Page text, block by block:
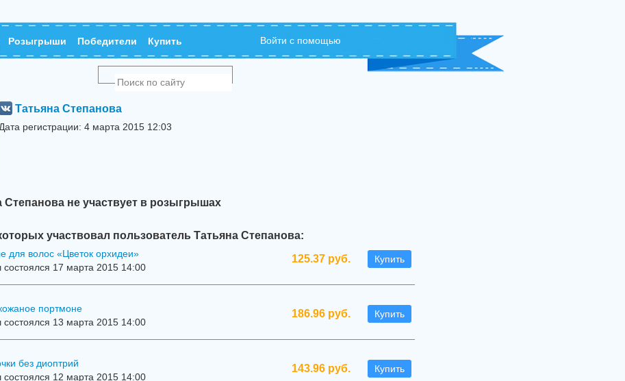
Розыгрыши Победители Купить Войти с помощью
Татьяна Степанова
Дата регистрации: 4 марта 2015 12:03
Степанова не участвует в розыгрышах
участвовал пользователь Татьяна Степанова:
125.37 руб. Купить
для волос «Цветок орхидеи»
состоялся 17 марта 2015 14:00
186.96 руб. Купить
портмоне
состоялся 13 марта 2015 14:00
143.96 руб. Купить
без диоптрий
состоялся 12 марта 2015 14:00